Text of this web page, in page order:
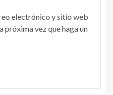
electrónico y sitio web
próxima vez que haga un